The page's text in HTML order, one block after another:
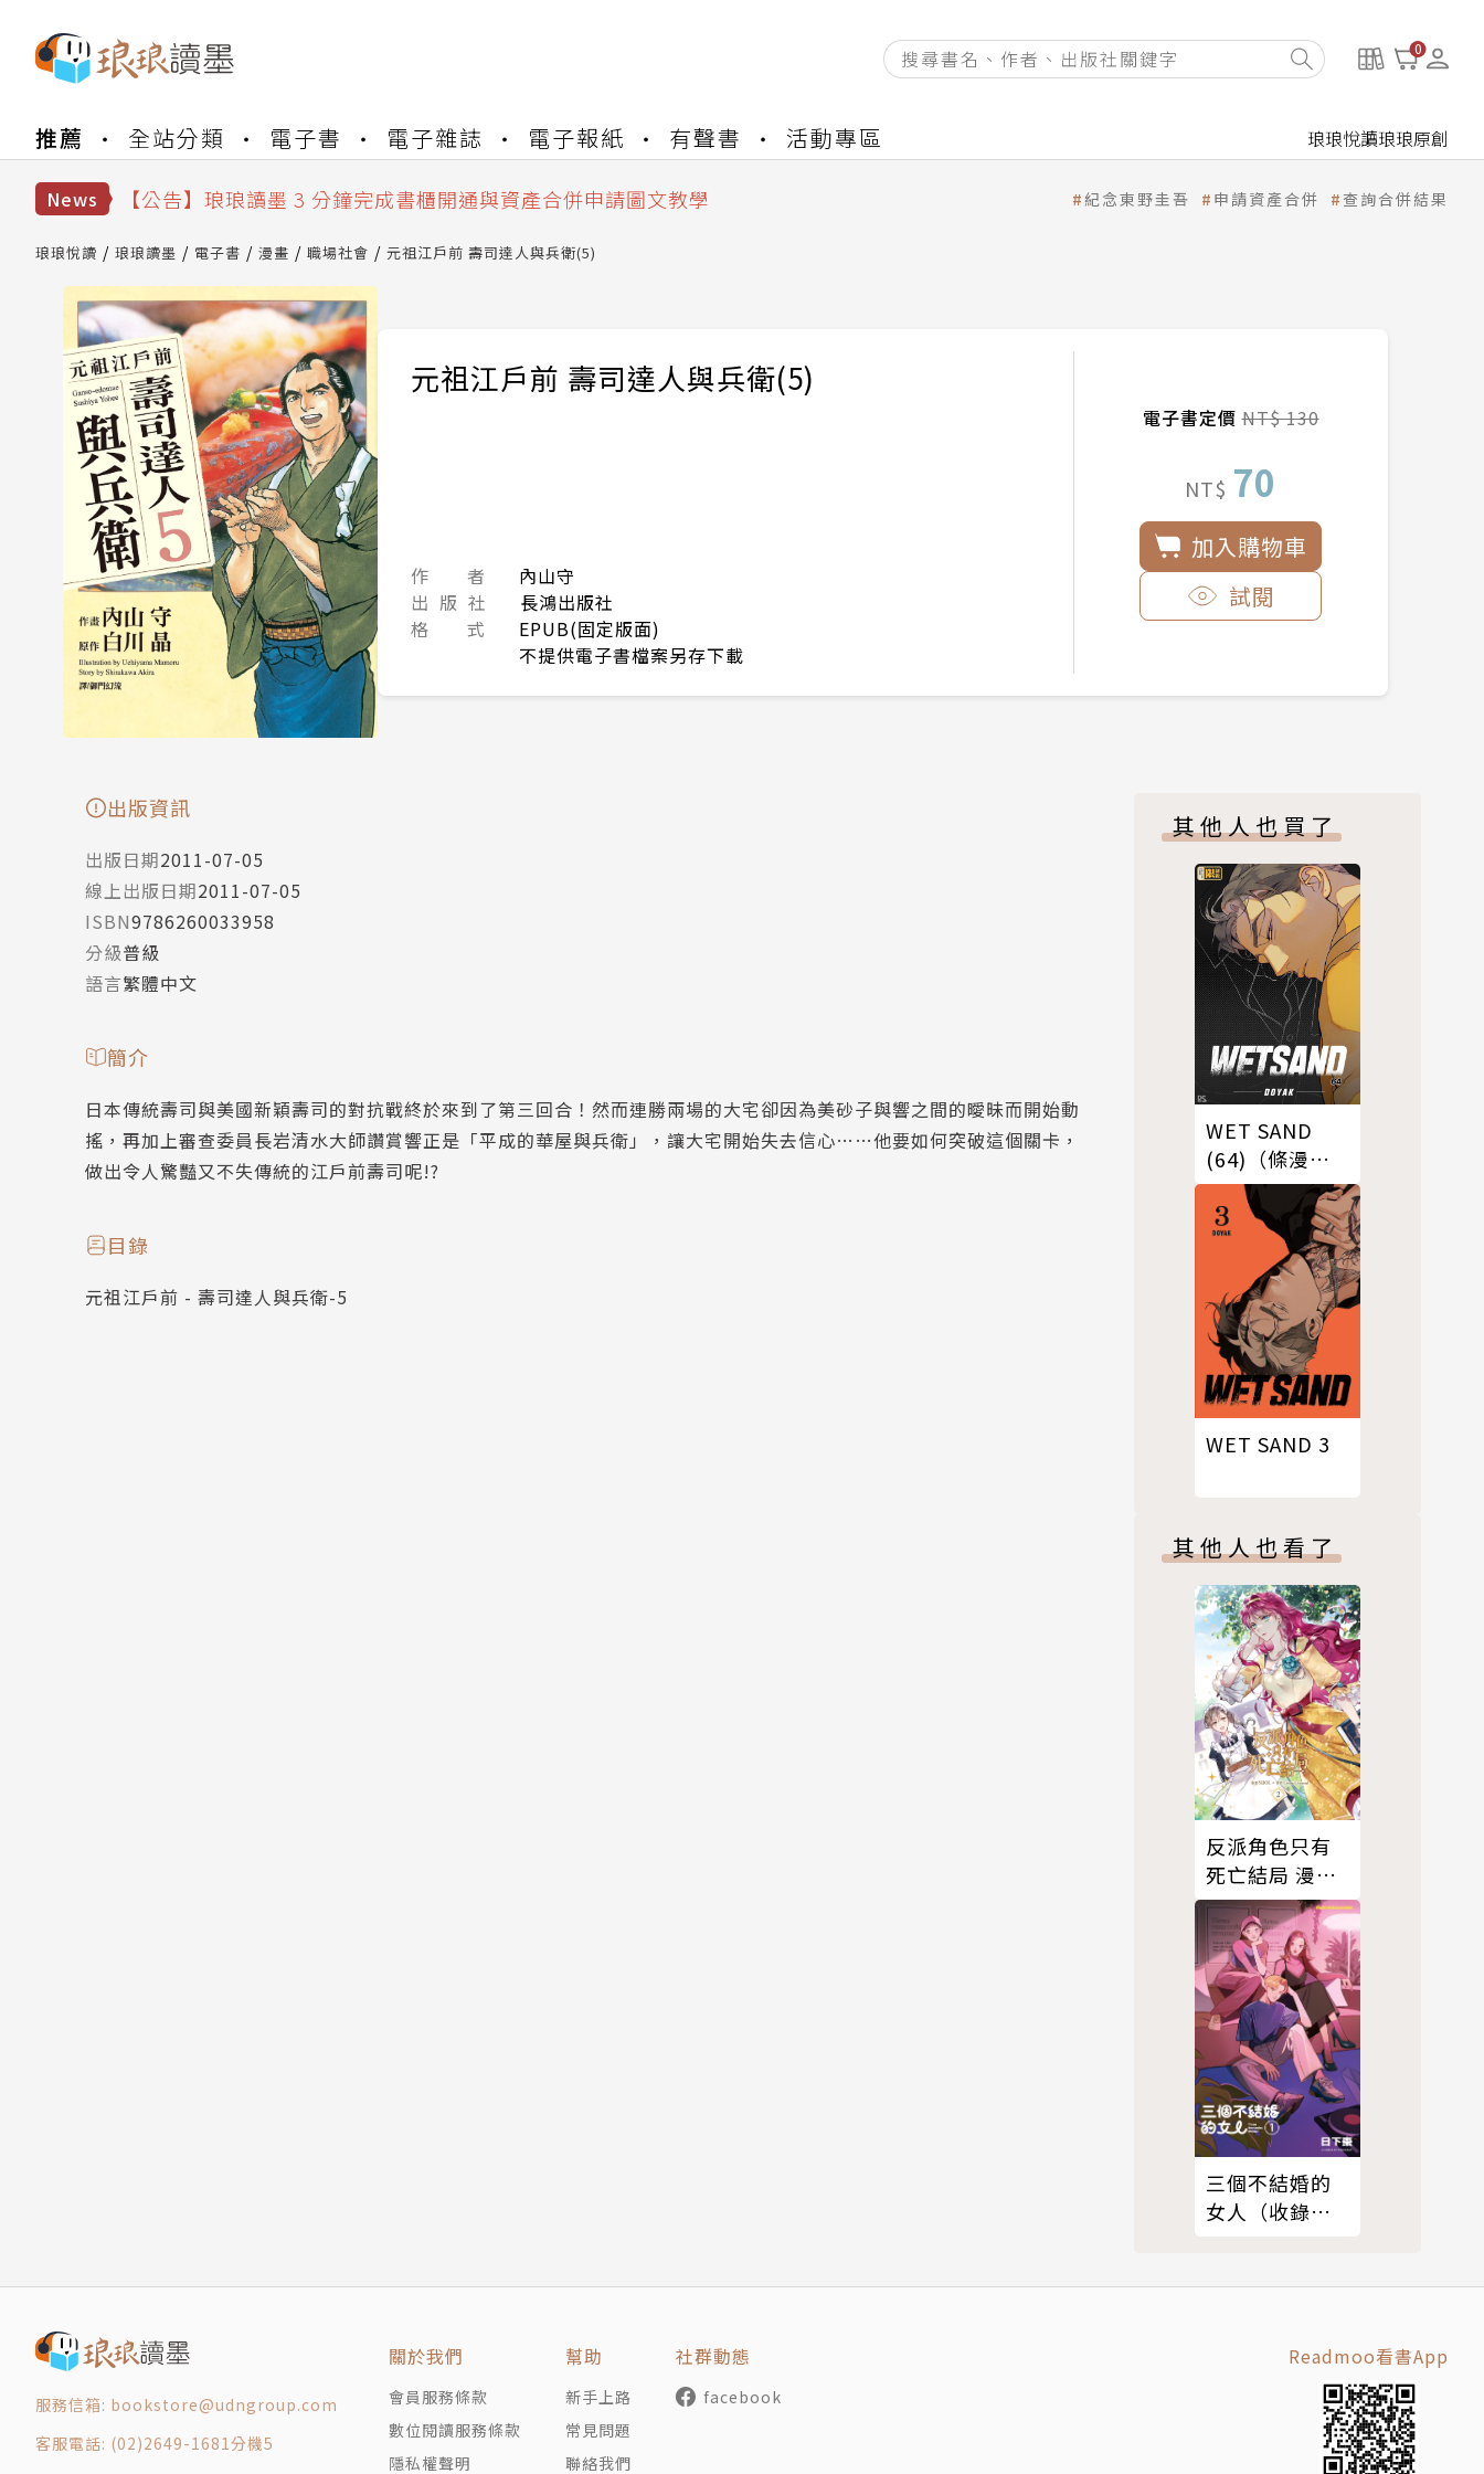
0
推薦 全站分類 電子書 電子雜誌 電子報紙 有聲書 活動專區 琅琅悅讀琅琅原創
News
【公告】琅琅讀墨數位閱讀資產合併與書櫃開通申請
【公告】琅琅讀墨 3 分鐘完成書櫃開通與資產合併申請圖文教學
【公告】琅琅讀墨數位閱讀資產合併與書櫃開通申請
紀念東野圭吾 申請資產合併 查詢合併結果
琅琅悅讀 琅琅讀墨 電子書 漫畫 職場社會 元祖江戶前 壽司達人與兵衛(5)
元祖江戶前 壽司達人與兵衛(5)
作 者
內山守
出 版 社
長鴻出版社
格 式
EPUB(固定版面)
不提供電子書檔案另存下載
電子書定價NT$ 130
NT$ 70
加入購物車
試閱
出版資訊
出版日期2011-07-05
線上出版日期2011-07-05
ISBN9786260033958
分級普級
語言繁體中文
簡介
日本傳統壽司與美國新穎壽司的對抗戰終於來到了第三回合！然而連勝兩場的大宅卻因為美砂子與響之間的曖昧而開始動
搖，再加上審查委員長岩清水大師讚賞響正是「平成的華屋與兵衛」，讓大宅開始失去信心……他要如何突破這個關卡，
做出令人驚豔又不失傳統的江戶前壽司呢!?
目錄
元祖江戶前 - 壽司達人與兵衛-5
其他人也買了
WET SAND
(64)（條漫
版）
WET SAND 3
其他人也看了
反派角色只有
死亡結局 漫畫
版 02
三個不結婚的
女人（收錄全
服務信箱: bookstore@udngroup.com
客服電話: (02)2649-1681分機5
關於我們
會員服務條款
數位閱讀服務條款
隱私權聲明
幫助
新手上路
常見問題
聯絡我們
社群動態
facebook
Readmoo看書App